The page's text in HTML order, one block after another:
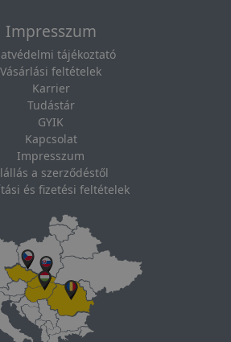
Impresszum
tájékoztató
Vásárlási feltételek
Karrier
Tudástár
GYIK
Kapcsolat
Impresszum
a szerződéstől
és fizetési feltételek